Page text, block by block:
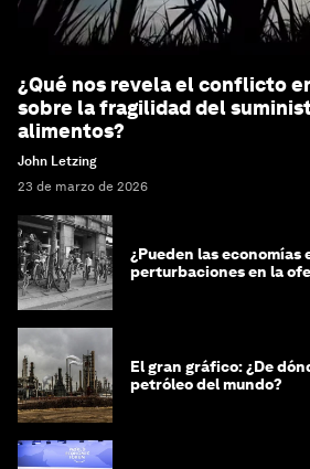
¿Qué nos revela el conflicto
sobre la fragilidad del
alimentos?
John Letzing
23 de marzo de 2026
¿Pueden las
perturbaciones en la
El gran gráfico: ¿De
petróleo del mundo?